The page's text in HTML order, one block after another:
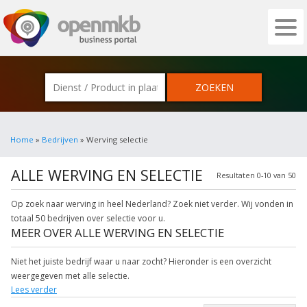
OPENMKB - DE ZAKELIJKE PORTAL
Home » Bedrijven » Werving selectie
Resultaten 0-10 van 50
ALLE WERVING EN SELECTIE
Op zoek naar werving in heel Nederland? Zoek niet verder. Wij vonden in
totaal 50 bedrijven over selectie voor u.
MEER OVER ALLE WERVING EN SELECTIE
Niet het juiste bedrijf waar u naar zocht? Hieronder is een overzicht
weergegeven met alle selectie.
Wilt u meer weten over selectie bureau? Klik op het item om meer over
Lees verder